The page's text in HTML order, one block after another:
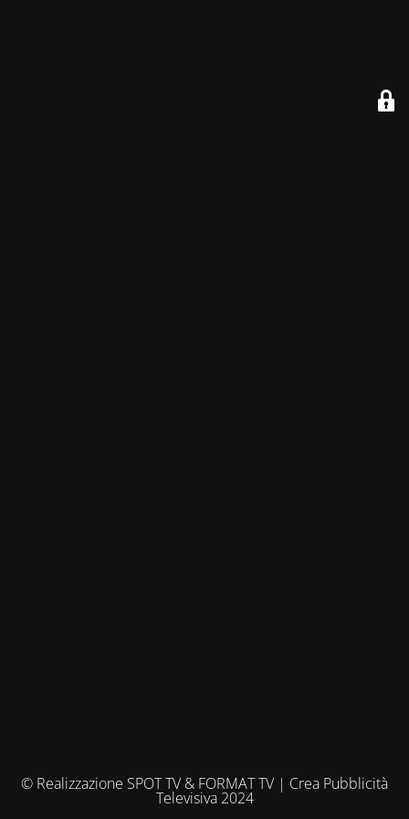
© Realizzazione SPOT TV & FORMAT TV | Crea Pubblicità
Televisiva 2024